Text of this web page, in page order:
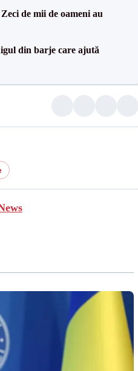
de mii de oameni au
din barje care ajută